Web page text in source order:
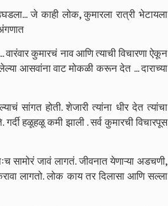
जे काही लोक, कुमारला रात्री भेटायला
कुमारचं नाव आणि त्याची विचारणा ऐकून
आसवांना वाट मोकळी करून देत ... दाराच्या
सांगत होती. शेजारी त्यांना धीर देत त्यांचा
हळूहळू कमी झाली . सर्व कुमारची विचारपूस
जावं लागतं. जीवनात येणाऱ्या अडचणी,
लागतो. लोक काय तर दिलासा आणि सल्ला